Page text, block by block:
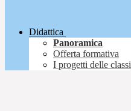
Didattica
Panoramica
Offerta formativa
I progetti delle classi